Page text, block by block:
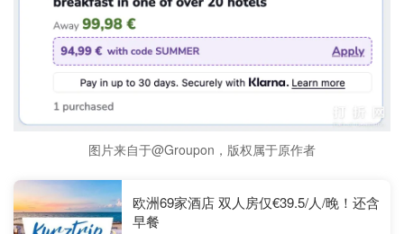
图片来自于@Groupon，版权属于原作者
欧洲69家酒店 双人房仅€39.5/人/晚！还含
早餐